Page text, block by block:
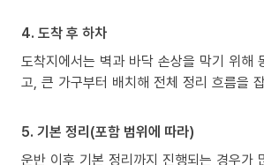
4. 도착 후 하차
도착지에서는 벽과 바닥 손상을 막기 위해
고, 큰 가구부터 배치해 전체 정리 흐름을
5. 기본 정리(포함 범위에 따라)
운반 이후 기본 정리까지 진행되는 경우가